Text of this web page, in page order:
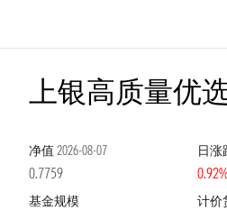
上银高质量优
净值 2026-08-07
0.7759
日涨
0.92%
基金规模 计价